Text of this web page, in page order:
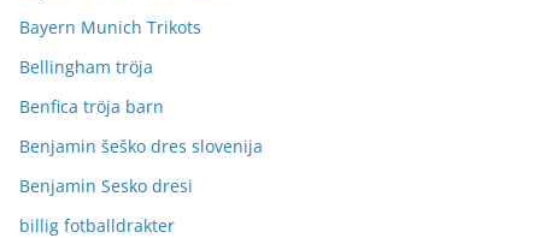
Bayern Munich Trikots
Bellingham tröja
Benfica tröja barn
Benjamin šeško dres slovenija
Benjamin Sesko dresi
billig fotballdrakter